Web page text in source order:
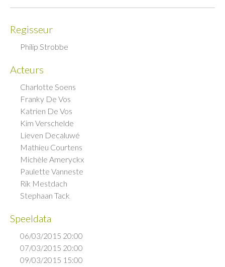
Regisseur
Philip Strobbe
Acteurs
Charlotte Soens
Franky De Vos
Katrien De Vos
Kim Verschelde
Lieven Decaluwé
Mathieu Courtens
Michèle Ameryckx
Paulette Vanneste
Rik Mestdach
Stephaan Tack
Speeldata
06/03/2015 20:00
07/03/2015 20:00
09/03/2015 15:00